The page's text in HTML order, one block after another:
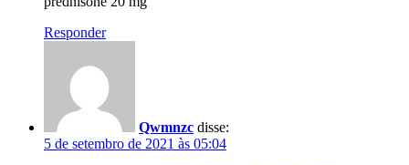
Responder
Qwmnzc disse:
5 de setembro de 2021 às 05:04